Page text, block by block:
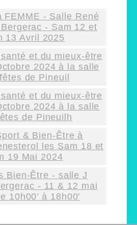
FEMME - Salle René
- Sam 12 et
13 Avril 2025
et du mieux-être
2024 à la salle
de Pineuil
et du mieux-être
2024 à la salle
de Pineuilh
& Bien-Être à
les Sam 18 et
19 Mai 2024
Bien-Être - salle J
- 11 & 12 mai
10h00' à 18h00'